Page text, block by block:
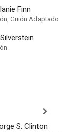
Finn
Guión Adaptado
S. Clinton